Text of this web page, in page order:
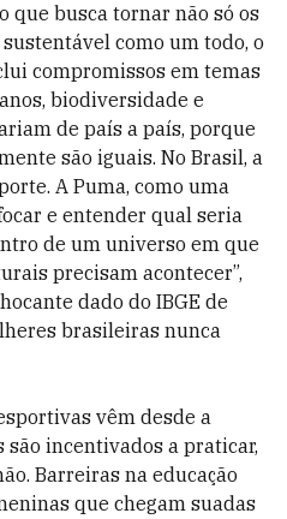
que busca tornar não só os
como um todo, o
compromissos em temas
biodiversidade e
de país a país, porque
são iguais. No Brasil, a
A Puma, como uma
e entender qual seria
de um universo em que
precisam acontecer”,
dado do IBGE de
brasileiras nunca
vêm desde a
são incentivados a praticar,
Barreiras na educação
que chegam suadas